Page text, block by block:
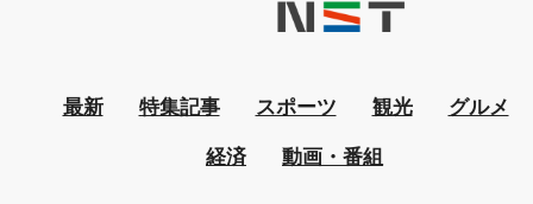
最新 特集記事 スポーツ 観光 グルメ
経済 動画・番組